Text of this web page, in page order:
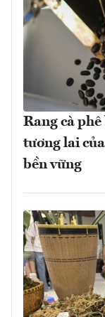
Rang cà
tương lai
bền vững